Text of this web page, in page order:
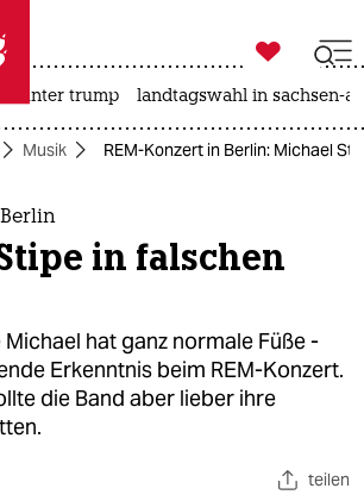
taz zahl ich
taz zahl ich

taz zahl ich
unter trump landtagswahl in sachsen-
Musik REM-Konzert in Berlin: Michael
in falschen
hat ganz normale Füße -
Erkenntnis beim REM-Konzert.
die Band aber lieber ihre
teilen